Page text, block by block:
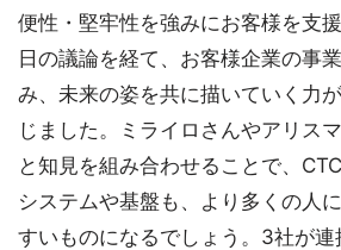
便性・堅牢性を強みにお客様を支
日の議論を経て、お客様企業の事
み、未来の姿を共に描いていく力
じました。ミライロさんやアリス
と知見を組み合わせることで、
システムや基盤も、より多くの人
すいものになるでしょう。3社が